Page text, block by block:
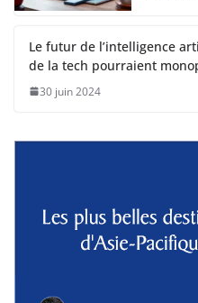
Le futur de l’intelligence
de la tech pourraient
30 juin 2024